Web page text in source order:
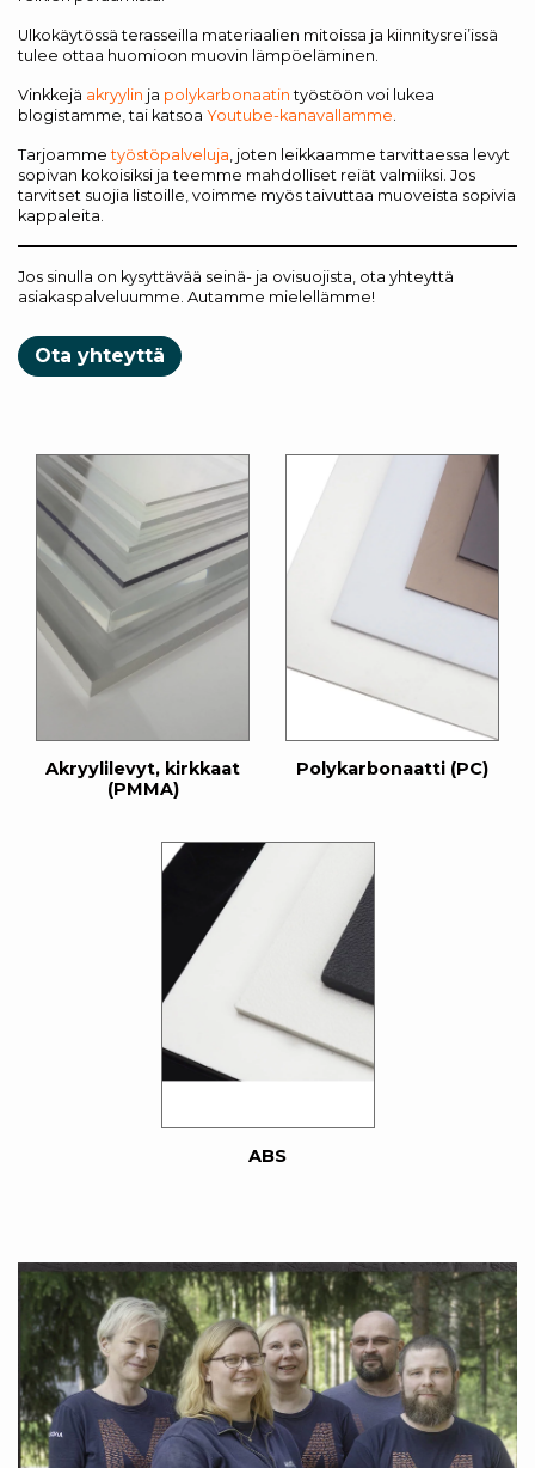
Ulkokäytössä terasseilla materiaalien mitoissa ja kiinnitysrei’issä
tulee ottaa huomioon muovin lämpöeläminen.
Vinkkejä akryylin ja polykarbonaatin työstöön voi lukea
blogistamme, tai katsoa Youtube-kanavallamme
Tarjoammetyöstöpalveluja , joten leikkaamme tarvittaessa levyt
sopivan kokoisiksi ja teemme mahdolliset reiät valmiiksi. Jos
tarvitset suojia listoille, voimme myös taivuttaa muoveista sopivia
kappaleita.
Jos sinulla on kysyttävää seinä- ja ovisuojista, ota yhteyttä
asiakaspalveluumme. Autamme mielellämme!
Ota yhteyttä
Akryylilevyt, kirkkaat
(PMMA)
Polykarbonaatti (PC)
ABS